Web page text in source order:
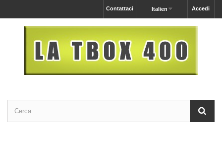
Accedi
Italien
Contattaci